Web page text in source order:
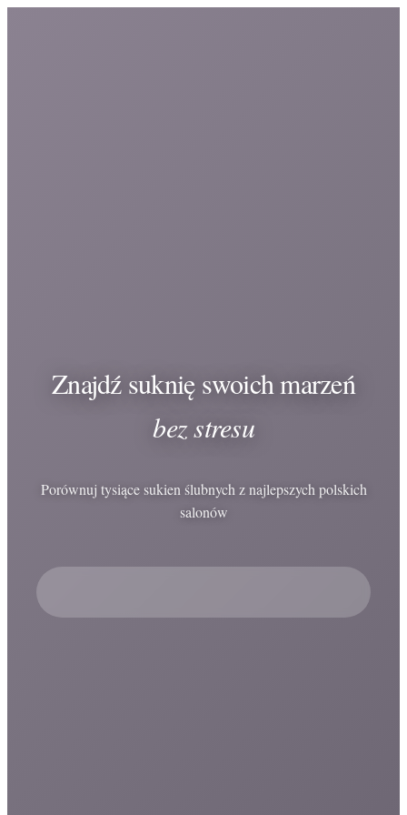
Znajdź suknię swoich marzeń
bez stresu
Porównuj tysiące sukien ślubnych z najlepszych polskich
salonów